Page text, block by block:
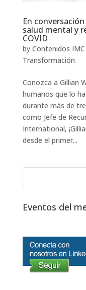
En
salud mental y
COVID
by Contenidos IMC
Transformación
Conozca a Gillian
humanos que lo
durante más de
como Jefe de
International,
desde el primer...
Eventos del